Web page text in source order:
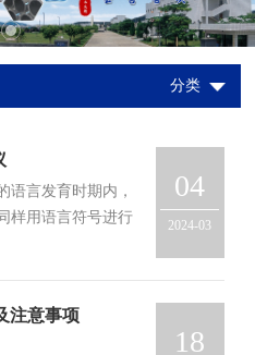
分类
语言发育时期内，
样用语言符号进行
生活语言交流也不
04
2024-03
注意事项
18